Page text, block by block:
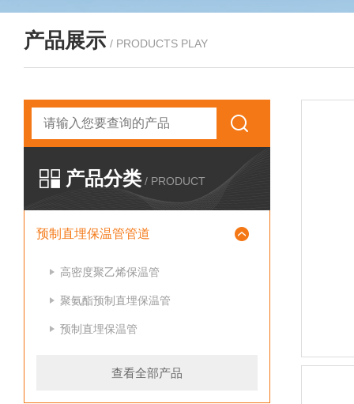
产品展示 / PRODUCTS PLAY
产品分类 / PRODUCT
预制直埋保温管管道
高密度聚乙烯保温管
聚氨酯预制直埋保温管
预制直埋保温管
查看全部产品